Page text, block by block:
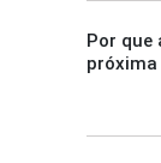
Por